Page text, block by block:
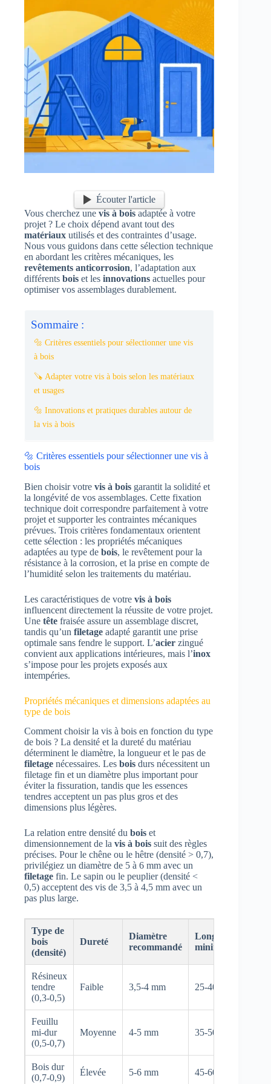
Écouter l'article
Vous cherchez une vis à bois adaptée à votre
projet ? Le choix dépend avant tout des
matériaux utilisés et des contraintes d’usage.
Nous vous guidons dans cette sélection technique
en abordant les critères mécaniques, les
revêtements anticorrosion, l’adaptation aux
différents bois et les innovations actuelles pour
optimiser vos assemblages durablement.
Sommaire :
🔩 Critères essentiels pour sélectionner une vis
à bois
🪚 Adapter votre vis à bois selon les matériaux
et usages
🔩 Innovations et pratiques durables autour de
la vis à bois
🔩 Critères essentiels pour sélectionner une vis à
bois
Bien choisir votre vis à bois garantit la solidité et
la longévité de vos assemblages. Cette fixation
technique doit correspondre parfaitement à votre
projet et supporter les contraintes mécaniques
prévues. Trois critères fondamentaux orientent
cette sélection : les propriétés mécaniques
adaptées au type de bois, le revêtement pour la
résistance à la corrosion, et la prise en compte de
l’humidité selon les traitements du matériau.
Les caractéristiques de votre vis à bois
influencent directement la réussite de votre projet.
Une tête fraisée assure un assemblage discret,
tandis qu’un filetage adapté garantit une prise
optimale sans fendre le support. L’acier zingué
convient aux applications intérieures, mais l’inox
s’impose pour les projets exposés aux
intempéries.
Propriétés mécaniques et dimensions adaptées au
type de bois
Comment choisir la vis à bois en fonction du type
de bois ? La densité et la dureté du matériau
déterminent le diamètre, la longueur et le pas de
filetage nécessaires. Les bois durs nécessitent un
filetage fin et un diamètre plus important pour
éviter la fissuration, tandis que les essences
tendres acceptent un pas plus gros et des
dimensions plus légères.
La relation entre densité du bois et
dimensionnement de la vis à bois suit des règles
précises. Pour le chêne ou le hêtre (densité > 0,7),
privilégiez un diamètre de 5 à 6 mm avec un
filetage fin. Le sapin ou le peuplier (densité <
0,5) acceptent des vis de 3,5 à 4,5 mm avec un
pas plus large.
Type de
bois
(densité)
Dureté
Diamètre
recommandé
Longueur
minimale
Résineux
tendre
(0,3-0,5)
Faible 3,5-4 mm 25-40 mm
Feuillu
mi-dur
(0,5-0,7)
Moyenne 4-5 mm 35-50 mm
Bois dur
(0,7-0,9)
Élevée 5-6 mm 45-60 mm